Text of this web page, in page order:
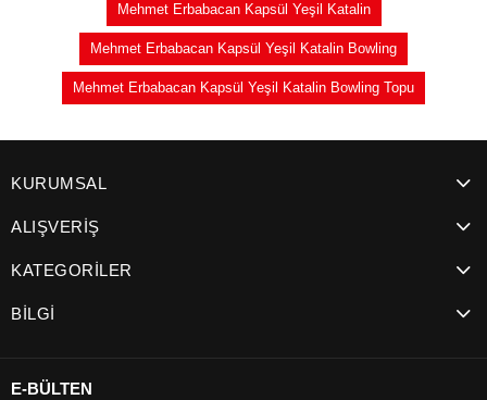
Mehmet Erbabacan Kapsül Yeşil Katalin
Mehmet Erbabacan Kapsül Yeşil Katalin Bowling
Mehmet Erbabacan Kapsül Yeşil Katalin Bowling Topu
KURUMSAL
ALIŞVERİŞ
KATEGORİLER
BİLGİ
E-BÜLTEN